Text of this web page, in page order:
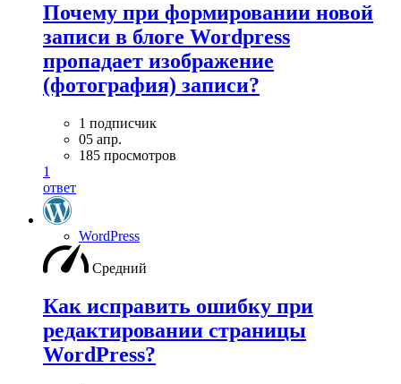
Почему при формировании новой
записи в блоге Wordpress
пропадает изображение
(фотография) записи?
1 подписчик
05 апр.
185 просмотров
1
ответ
WordPress
Средний
Как исправить ошибку при
редактировании страницы
WordPress?